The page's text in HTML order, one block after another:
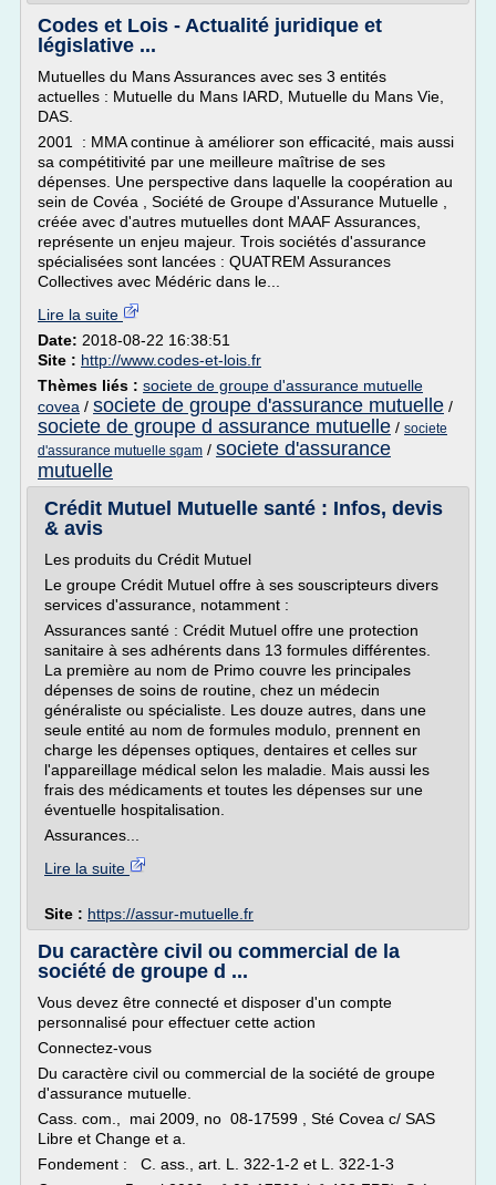
Codes et Lois - Actualité juridique et
législative ...
Mutuelles du Mans Assurances avec ses 3 entités
actuelles : Mutuelle du Mans IARD, Mutuelle du Mans Vie,
DAS.
2001 : MMA continue à améliorer son efficacité, mais aussi
sa compétitivité par une meilleure maîtrise de ses
dépenses. Une perspective dans laquelle la coopération au
sein de Covéa , Société de Groupe d'Assurance Mutuelle ,
créée avec d'autres mutuelles dont MAAF Assurances,
représente un enjeu majeur. Trois sociétés d'assurance
spécialisées sont lancées : QUATREM Assurances
Collectives avec Médéric dans le...
Lire la suite
Date: 2018-08-22 16:38:51
Site : http://www.codes-et-lois.fr
Thèmes liés : societe de groupe d'assurance mutuelle
covea / societe de groupe d'assurance mutuelle /
societe de groupe d assurance mutuelle / societe
d'assurance mutuelle sgam / societe d'assurance
mutuelle
Crédit Mutuel Mutuelle santé : Infos, devis
& avis
Les produits du Crédit Mutuel
Le groupe Crédit Mutuel offre à ses souscripteurs divers
services d'assurance, notamment :
Assurances santé : Crédit Mutuel offre une protection
sanitaire à ses adhérents dans 13 formules différentes.
La première au nom de Primo couvre les principales
dépenses de soins de routine, chez un médecin
généraliste ou spécialiste. Les douze autres, dans une
seule entité au nom de formules modulo, prennent en
charge les dépenses optiques, dentaires et celles sur
l'appareillage médical selon les maladie. Mais aussi les
frais des médicaments et toutes les dépenses sur une
éventuelle hospitalisation.
Assurances...
Lire la suite
Site : https://assur-mutuelle.fr
Du caractère civil ou commercial de la
société de groupe d ...
Vous devez être connecté et disposer d'un compte
personnalisé pour effectuer cette action
Connectez-vous
Du caractère civil ou commercial de la société de groupe
d'assurance mutuelle.
Cass. com., mai 2009, no 08-17599 , Sté Covea c/ SAS
Libre et Change et a.
Fondement : C. ass., art. L. 322-1-2 et L. 322-1-3